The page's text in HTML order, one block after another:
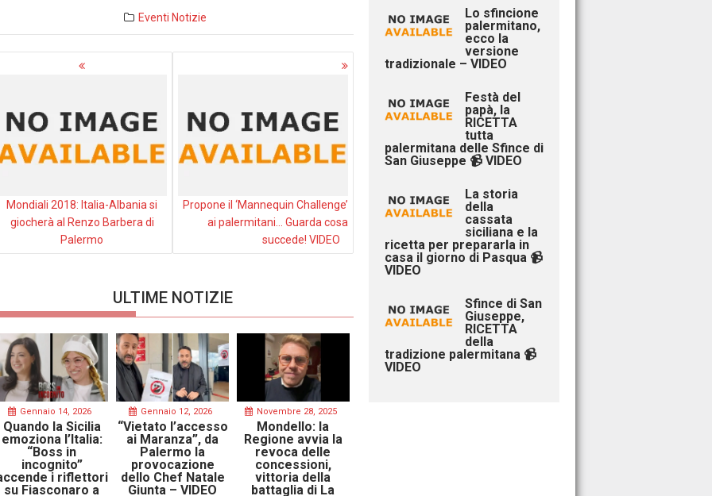
Eventi Notizie
Mondiali 2018: Italia-Albania si
giocherà al Renzo Barbera di
Palermo
Propone il ‘Mannequin Challenge’
ai palermitani… Guarda cosa
succede! VIDEO
ULTIME NOTIZIE
Gennaio 14, 2026
Quando la Sicilia
emoziona l’Italia:
“Boss in
incognito”
i riflettori
su Fiasconaro a
Gennaio 12, 2026
“Vietato l’accesso
ai Maranza”, da
Palermo la
provocazione
dello Chef Natale
Giunta – VIDEO
Novembre 28, 2025
Mondello: la
Regione avvia la
revoca delle
concessioni,
vittoria della
battaglia di La
Lo sfincione
palermitano,
ecco la
versione
tradizionale – VIDEO
Festà del
papà, la
RICETTA
tutta
palermitana delle Sfince di
San Giuseppe 📹 VIDEO
La storia
della
cassata
siciliana e la
ricetta per prepararla in
casa il giorno di Pasqua 📹
VIDEO
Sfince di San
Giuseppe,
RICETTA
della
tradizione palermitana 📹
VIDEO